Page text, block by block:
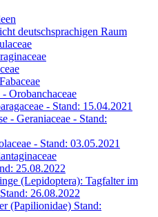
deutschsprachigen Raum
Orobanchaceae
- Stand: 15.04.2021
- Geraniaceae - Stand:
- Stand: 03.05.2021
25.08.2022
(Lepidoptera): Tagfalter im
26.08.2022
(Papilionidae) Stand: